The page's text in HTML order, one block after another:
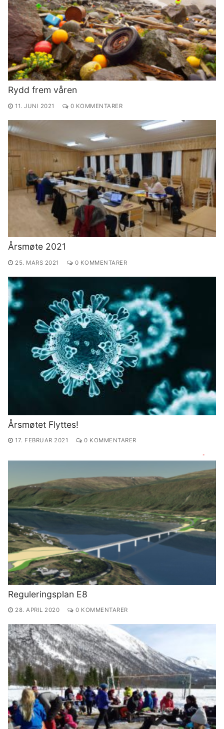
Rydd frem våren
11. JUNI 2021 0 KOMMENTARER
Årsmøte 2021
25. MARS 2021 0 KOMMENTARER
Årsmøtet Flyttes!
17. FEBRUAR 2021 0 KOMMENTARER
Reguleringsplan E8
28. APRIL 2020 0 KOMMENTARER